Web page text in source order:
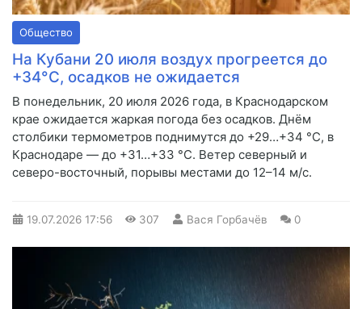
Общество
На Кубани 20 июля воздух прогреется до
+34°C, осадков не ожидается
В понедельник, 20 июля 2026 года, в Краснодарском
крае ожидается жаркая погода без осадков. Днём
столбики термометров поднимутся до +29…+34 °C, в
Краснодаре — до +31…+33 °C. Ветер северный и
северо-восточный, порывы местами до 12–14 м/с.
19.07.2026 17:56 307 Вася Горбачёв 0